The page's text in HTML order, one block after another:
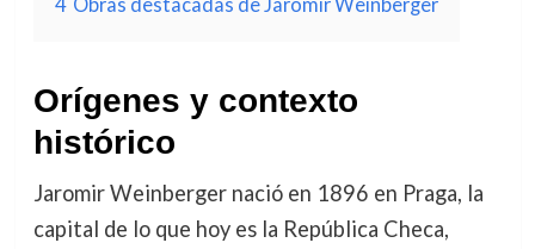
Orígenes y contexto
histórico
Jaromir Weinberger nació en 1896 en Praga, la
capital de lo que hoy es la República Checa,